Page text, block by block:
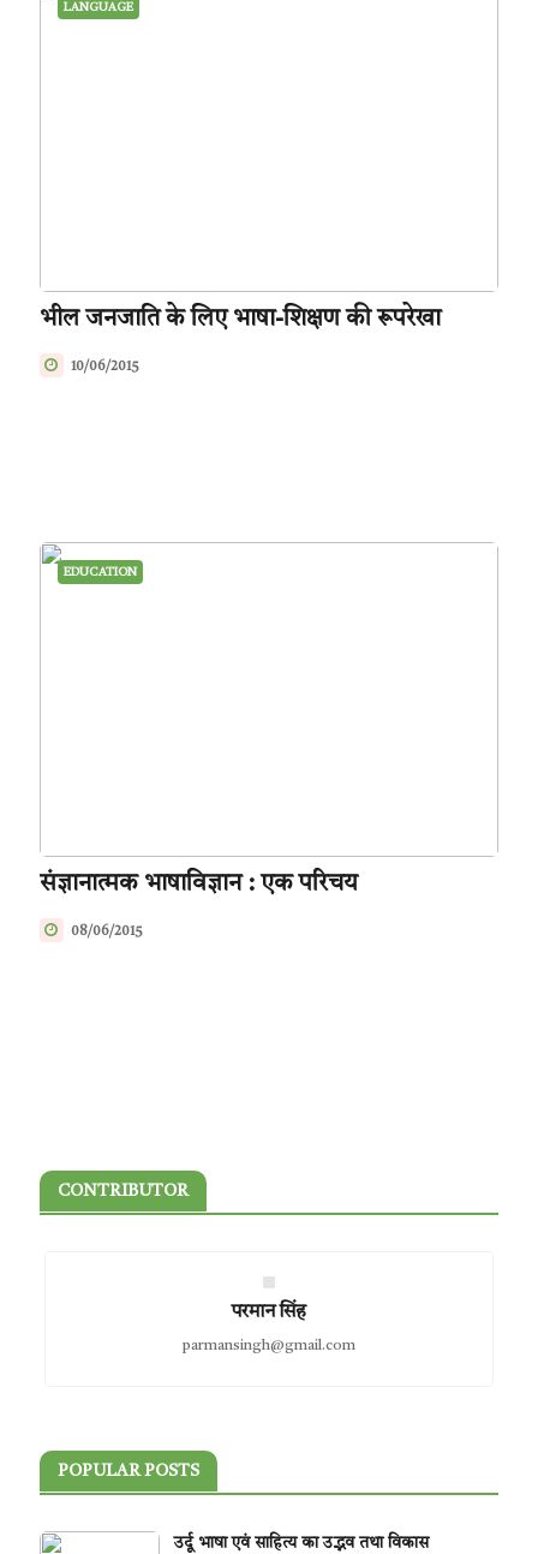
LANGUAGE
भील जनजाति के लिए भाषा-शिक्षण की रूपरेखा
10/06/2015
EDUCATION
संज्ञानात्मक भाषाविज्ञान : एक परिचय
08/06/2015
CONTRIBUTOR
परमान सिंह
parmansingh@gmail.com
POPULAR POSTS
उर्दू भाषा एवं साहित्य का उद्भव तथा विकास